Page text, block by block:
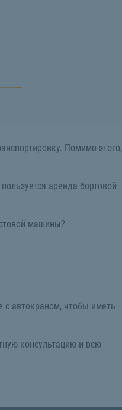
Помимо этого,
аренда бортовой
машины?
с автокраном, чтобы иметь
консультацию и всю